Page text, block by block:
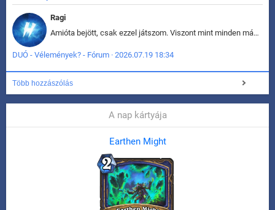
Ragi
Amióta bejött, csak ezzel játszom. Viszont mint minden más - akár az alapjáték is, ez is baromira összetett lett. Néha már pár kör után is esélytelen az egész. Vagy irreállisan túltápol valaki, vagy lelép a partner, vagy csak hülye mint a segg. És amikor eljönne az én időm, na akkor jön el mindenki másé is. Engem jobban érdekelne, hogy ki milyen ratingen szokott játszani. Na ez lenne egy érdekes adat.
DUÓ - Vélemények? - Fórum · 2026.07.19 18:34
Több hozzászólás
A nap kártyája
Earthen Might